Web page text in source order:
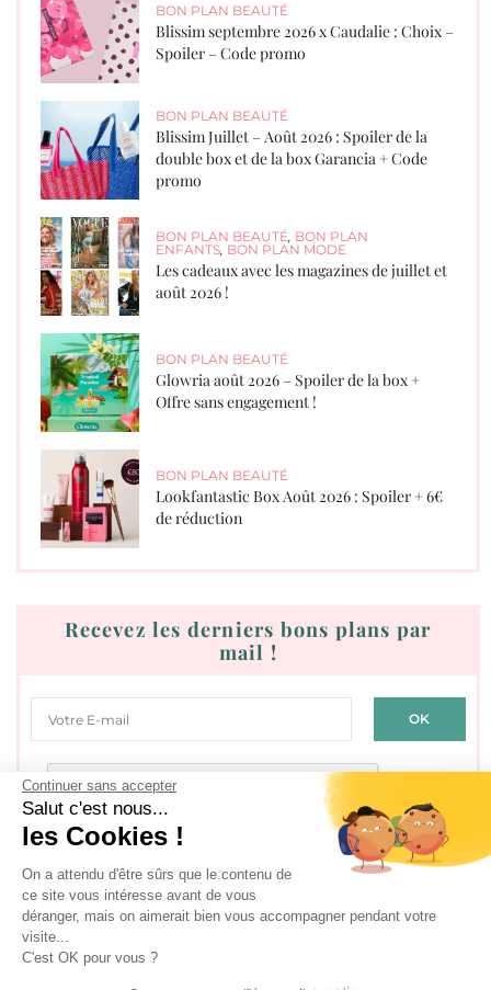
Continuer sans accepter
Salut c'est nous...
les Cookies !
On a attendu d'être sûrs que le contenu de
ce site vous intéresse avant de vous
déranger, mais on aimerait bien vous accompagner pendant votre
visite...
C'est OK pour vous ?
BON PLAN BEAUTÉ
Blissim septembre 2026 x Caudalie : Choix –
Spoiler – Code promo
BON PLAN BEAUTÉ
Blissim Juillet – Août 2026 : Spoiler de la
double box et de la box Garancia + Code
promo
BON PLAN BEAUTÉ BON PLAN
ENFANTS BON PLAN MODE
Les cadeaux avec les magazines de juillet et
août 2026 !
BON PLAN BEAUTÉ
Glowria août 2026 – Spoiler de la box +
Offre sans engagement !
BON PLAN BEAUTÉ
Lookfantastic Box Août 2026 : Spoiler + 6€
de réduction
Recevez les derniers bons plans par
mail !
J'accepte lesconditions générales d'utilisation